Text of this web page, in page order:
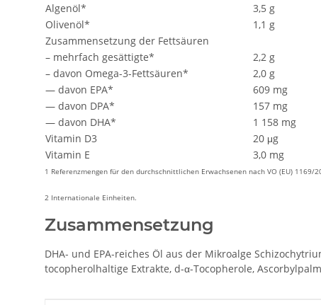
Algenöl*
3,5 g
Olivenöl*
1,1 g
Zusammensetzung der Fettsäuren
– mehrfach gesättigte*
2,2 g
– davon Omega-3-Fettsäuren*
2,0 g
— davon EPA*
609 mg
— davon DPA*
157 mg
— davon DHA*
1 158 mg
Vitamin D3
20 μg
Vitamin E
3,0 mg
1 Referenzmengen für den durchschnittlichen Erwachsenen nach VO (EU) 1169/
2 Internationale Einheiten.
Zusammensetzung
DHA- und EPA-reiches Öl aus der Mikroalge
tocopherolhaltige Extrakte, d-α-Tocopherole,